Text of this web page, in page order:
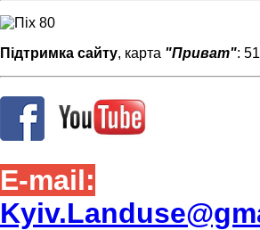
Підтримка сайту, карта "Приват":
E-mail: